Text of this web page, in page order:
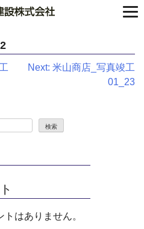
Next: 米山商店_写真竣工
01_23
検索
はありません。